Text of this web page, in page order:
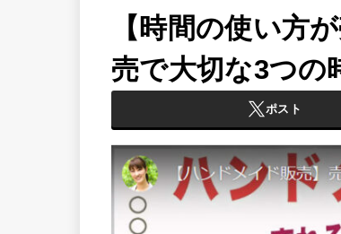
【時間の使い方
売で大切な3つの
ポスト